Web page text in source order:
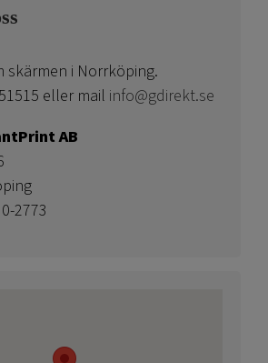
skärmen i Norrköping.
eller mail info@gdirekt.se
AB
2773